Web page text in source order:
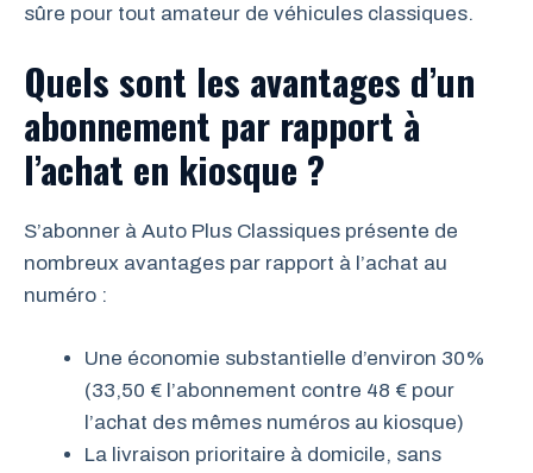
sûre pour tout amateur de véhicules classiques.
Quels sont les avantages d’un
abonnement par rapport à
l’achat en kiosque ?
S’abonner à Auto Plus Classiques présente de
nombreux avantages par rapport à l’achat au
numéro :
Une économie substantielle d’environ 30%
(33,50 € l’abonnement contre 48 € pour
l’achat des mêmes numéros au kiosque)
La livraison prioritaire à domicile, sans